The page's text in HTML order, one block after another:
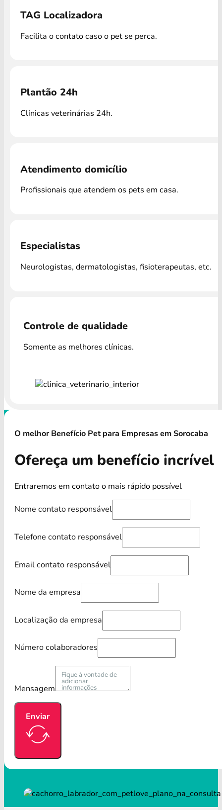
TAG Localizadora
Facilita o contato caso o pet se perca.
Plantão 24h
Clínicas veterinárias 24h.
Atendimento domicílio
Profissionais que atendem os pets em casa.
Especialistas
Neurologistas, dermatologistas, fisioterapeutas, etc.
Controle de qualidade
Somente as melhores clínicas.
O melhor Benefício Pet para Empresas em Sorocaba
Ofereça um benefício incrível
Entraremos em contato o mais rápido possível
Nome contato responsável
Telefone contato responsável
Email contato responsável
Nome da empresa
Localização da empresa
Número colaboradores
Mensagem
Enviar